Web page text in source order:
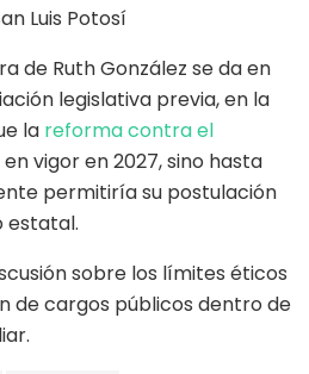
Luis Potosí
de Ruth González se da en
legislativa previa, en la
la reforma contra el
vigor en 2027, sino hasta
permitiría su postulación
estatal.
sobre los límites éticos
de cargos públicos dentro de